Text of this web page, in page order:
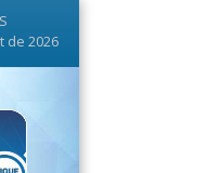
de 2026